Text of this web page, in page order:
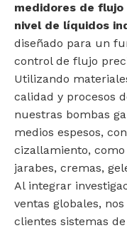
medidores de flujo
nivel de líquidos
diseñado para un
control de flujo
Utilizando
calidad y procesos
nuestras bombas
medios espesos,
cizallamiento,
jarabes, cremas,
Al integrar
ventas globales,
clientes sistemas